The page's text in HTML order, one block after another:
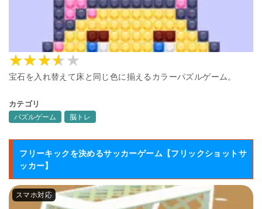
宝石を入れ替えて床と同じ色に揃えるカラーパズルゲーム。
カテゴリ
パズルゲーム
脳トレ
フリーキックを決めるサッカーゲーム【フリックショットサ
ッカー】